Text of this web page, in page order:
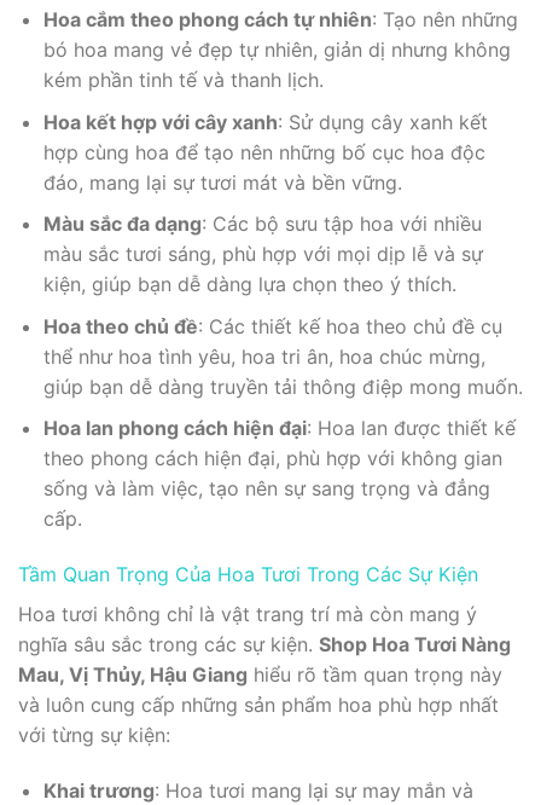
Hoa cắm theo phong cách tự nhiên: Tạo nên những
bó hoa mang vẻ đẹp tự nhiên, giản dị nhưng không
kém phần tinh tế và thanh lịch.
Hoa kết hợp với cây xanh: Sử dụng cây xanh kết
hợp cùng hoa để tạo nên những bố cục hoa độc
đáo, mang lại sự tươi mát và bền vững.
Màu sắc đa dạng: Các bộ sưu tập hoa với nhiều
màu sắc tươi sáng, phù hợp với mọi dịp lễ và sự
kiện, giúp bạn dễ dàng lựa chọn theo ý thích.
Hoa theo chủ đề: Các thiết kế hoa theo chủ đề cụ
thể như hoa tình yêu, hoa tri ân, hoa chúc mừng,
giúp bạn dễ dàng truyền tải thông điệp mong muốn.
Hoa lan phong cách hiện đại: Hoa lan được thiết kế
theo phong cách hiện đại, phù hợp với không gian
sống và làm việc, tạo nên sự sang trọng và đẳng
cấp.
Tầm Quan Trọng Của Hoa Tươi Trong Các Sự Kiện
Hoa tươi không chỉ là vật trang trí mà còn mang ý
nghĩa sâu sắc trong các sự kiện. Shop Hoa Tươi Nàng
Mau, Vị Thủy, Hậu Giang hiểu rõ tầm quan trọng này
và luôn cung cấp những sản phẩm hoa phù hợp nhất
với từng sự kiện:
Khai trương: Hoa tươi mang lại sự may mắn và